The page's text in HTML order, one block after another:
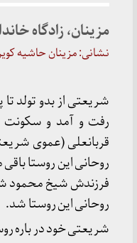
مزینان، زادگاه
نشانی:‌ مزینان حاشیه
شریعتی از بدو تولد
رفت و آمد و سکونت
قربانعلی (عموی
فرزندش شیخ محمود
روحانی این روستا شد.
شریعتی خود در باره